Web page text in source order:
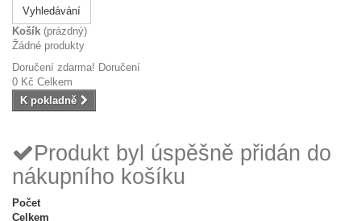
Vyhledávání
Košík (prázdný)
Žádné produkty
Doručení zdarma! Doručení
0 Kč Celkem
K pokladně
Produkt byl úspěšně přidán do
nákupního košíku
Počet
Celkem